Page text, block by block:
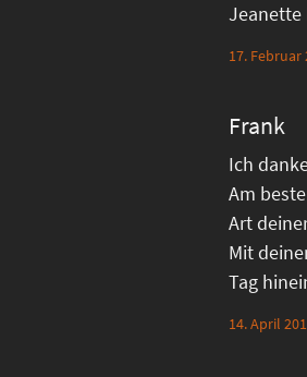
Jeanette
17. Februar
Frank
Ich
Am
Art
Mit
Tag
14. April